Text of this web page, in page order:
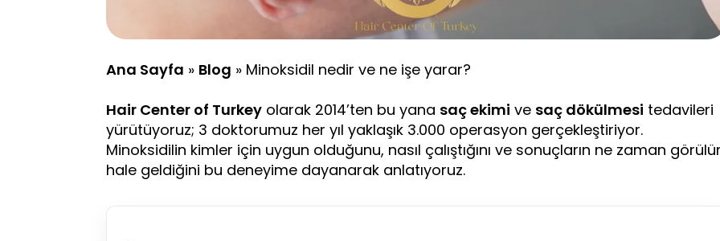
Ana Sayfa » Blog » Minoksidil nedir ve ne işe yarar?
Hair Center of Turkey olarak 2014’ten bu yana saç ekimi ve saç dökülmesi tedavileri
yürütüyoruz; 3 doktorumuz her yıl yaklaşık 3.000 operasyon gerçekleştiriyor.
Minoksidilin kimler için uygun olduğunu, nasıl çalıştığını ve sonuçların ne zaman
hale geldiğini bu deneyime dayanarak anlatıyoruz.